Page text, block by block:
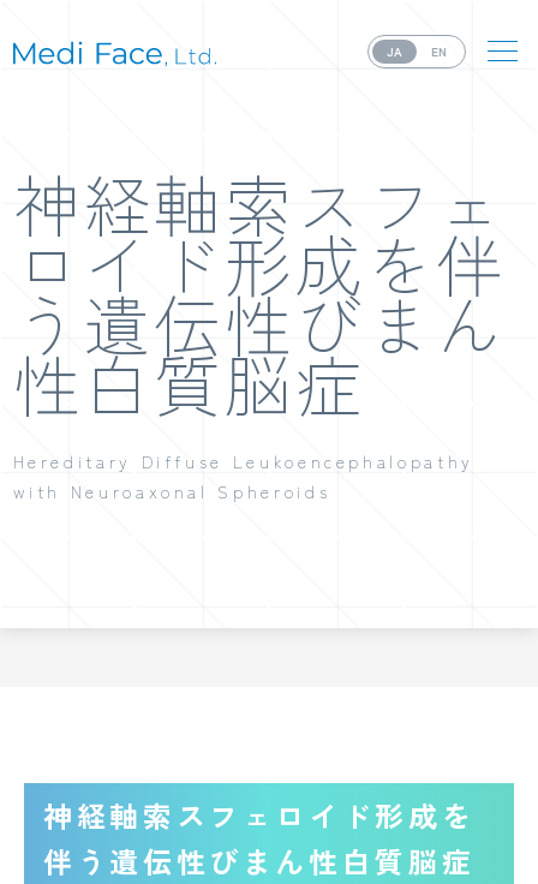
神経軸索スフェ
ロイド形成を伴
う遺伝性びまん
性白質脳症
Hereditary Diffuse Leukoencephalopathy
with Neuroaxonal Spheroids
神経軸索スフェロイド形成を
伴う遺伝性びまん性白質脳症
JA EN